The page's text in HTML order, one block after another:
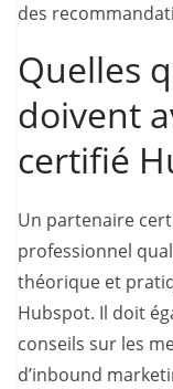
des
Quelles
doivent
certifié
Un partenaire
professionnel
théorique et
Hubspot. Il doit
conseils sur les
d’inbound